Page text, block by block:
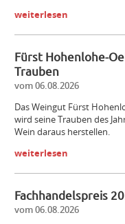
weiterlesen
Fürst Hohenlohe-
Trauben
vom 06.08.2026
Das Weingut Fürst
wird seine Trauben des
Wein daraus herstellen.
weiterlesen
Fachhandelspreis
vom 06.08.2026